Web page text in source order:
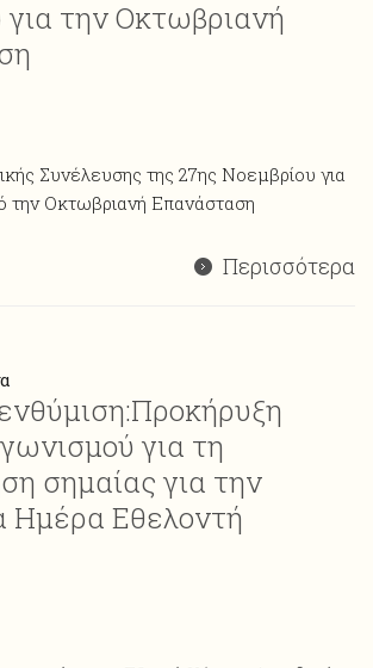
για την Οκτωβριανή
Συνέλευσης της 27ης Νοεμβρίου για
την Οκτωβριανή Επανάσταση
Περισσότερα
για τη
σημαίας για την
Ημέρα Εθελοντή